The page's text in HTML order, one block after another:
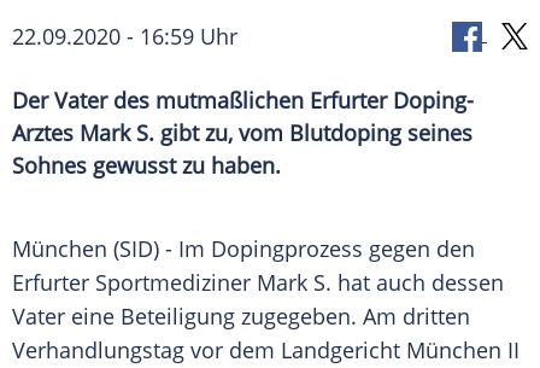
22.09.2020 - 16:59 Uhr
Der Vater des mutmaßlichen Erfurter Doping-
Arztes Mark S. gibt zu, vom Blutdoping seines
Sohnes gewusst zu haben.
München (SID) - Im Dopingprozess gegen den
Erfurter Sportmediziner Mark S. hat auch dessen
Vater eine Beteiligung zugegeben. Am dritten
Verhandlungstag vor dem Landgericht München II